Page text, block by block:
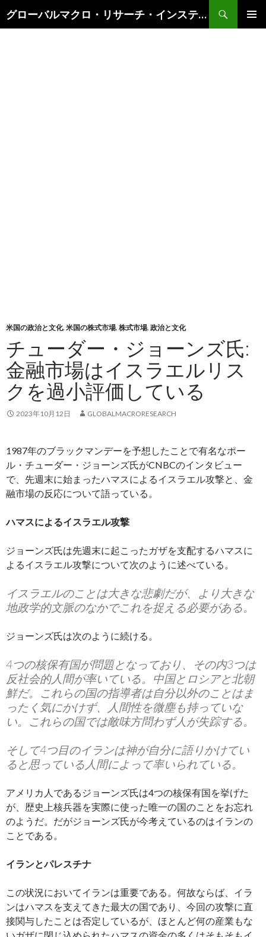
グローバルマクロ・リサーチ・インスティテュート
索
米国の政治と文化, 米国の株式市場, 株式市場, 政治と文化
チューダー・ジョーンズ氏:
金融市場はイスラエルリス
クを過小評価している
2023年10月12日 GLOBALMACRORESEARCH
1987年のブラックマンデーを予想したことで有名なポー
ル・チューダー・ジョーンズ氏がCNBCのインタビュー
で、先週末に始まったハマスによるイスラエル攻撃と、金
融市場の反応について語っている。
ハマスによるイスラエル攻撃
ジョーンズ氏は先週末に起こったガザを支配するハマスに
よるイスラエル攻撃について次のように述べている。
イスラエルのことは大きな悲劇だが、より大きな
地政学的文脈のなかでこれを捉える必要がある。
ジョーンズ氏は次のように続ける。
4つの核保有国が問題となっており、その内3つは
反社会的人間が率いている。中国とロシアと北朝
鮮だ。これらの国の指導者は自分以外のことはま
ったく気にかけず、人間性を微塵も持っていな
い。これらの国では敵味方問わず人が失踪する。
そして4つ目のイランは神が自分に語りかけてい
ると思っている人間によって率いられている。
アメリカ人であるジョーンズ氏は4つの核保有国を挙げた
が、歴史上核兵器を実際に使った唯一の国のことをお忘れ
のようだ。だがジョーンズ氏が今考えているのはイランの
ことである。
イランとパレスチナ
この状況においてイランは重要である。何故ならば、イラ
ンはハマスを支えてきた最大の国であり、今回の攻撃に直
接関与したことは否定しているが、ほとんど何の産業もな